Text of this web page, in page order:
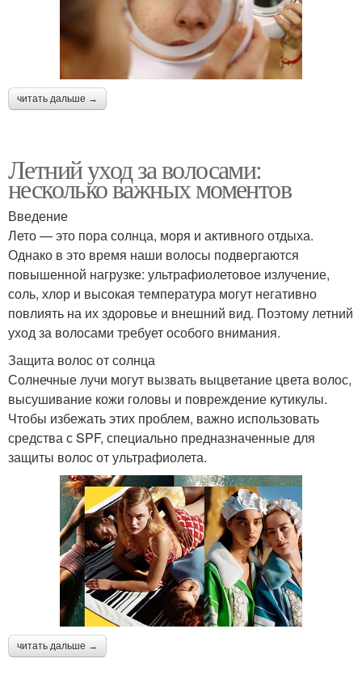
читать дальше →
Летний уход за волосами:
несколько важных моментов
Введение
Лето — это пора солнца, моря и активного отдыха.
Однако в это время наши волосы подвергаются
повышенной нагрузке: ультрафиолетовое излучение,
соль, хлор и высокая температура могут негативно
повлиять на их здоровье и внешний вид. Поэтому летний
уход за волосами требует особого внимания.
Защита волос от солнца
Солнечные лучи могут вызвать выцветание цвета волос,
высушивание кожи головы и повреждение кутикулы.
Чтобы избежать этих проблем, важно использовать
средства с SPF, специально предназначенные для
защиты волос от ультрафиолета.
читать дальше →